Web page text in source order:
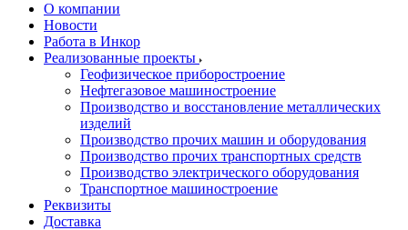
О компании
Новости
Работа в Инкор
Реализованные проекты
Геофизическое приборостроение
Нефтегазовое машиностроение
Производство и восстановление металлических
изделий
Производство прочих машин и оборудования
Производство прочих транспортных средств
Производство электрического оборудования
Транспортное машиностроение
Реквизиты
Доставка